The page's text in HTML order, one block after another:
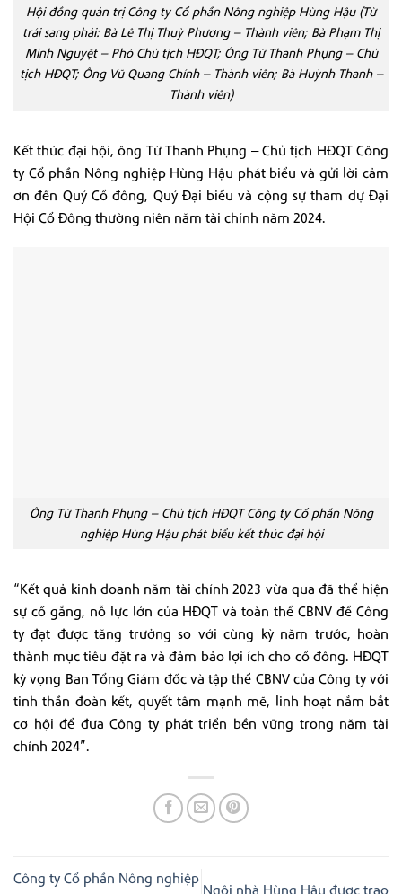
Hội đồng quản trị Công ty Cổ phần Nông nghiệp Hùng Hậu (Từ
trái sang phải: Bà Lê Thị Thuỳ Phương – Thành viên; Bà Phạm Thị
Minh Nguyệt – Phó Chủ tịch HĐQT; Ông Từ Thanh Phụng – Chủ
tịch HĐQT; Ông Vũ Quang Chính – Thành viên; Bà Huỳnh Thanh –
Thành viên)
Kết thúc đại hội, ông Từ Thanh Phụng – Chủ tịch HĐQT Công
ty Cổ phần Nông nghiệp Hùng Hậu phát biểu và gửi lời cảm
ơn đến Quý Cổ đông, Quý Đại biểu và cộng sự tham dự Đại
Hội Cổ Đông thường niên năm tài chính năm 2024.
Ông Từ Thanh Phụng – Chủ tịch HĐQT Công ty Cổ phần Nông
nghiệp Hùng Hậu phát biểu kết thúc đại hội
“Kết quả kinh doanh năm tài chính 2023 vừa qua đã thể hiện
sự cố gắng, nỗ lực lớn của HĐQT và toàn thể CBNV để Công
ty đạt được tăng trưởng so với cùng kỳ năm trước, hoàn
thành mục tiêu đặt ra và đảm bảo lợi ích cho cổ đông. HĐQT
kỳ vọng Ban Tổng Giám đốc và tập thể CBNV của Công ty với
tinh thần đoàn kết, quyết tâm mạnh mẽ, linh hoạt nắm bắt
cơ hội để đưa Công ty phát triển bền vững trong năm tài
chính 2024”.
Công ty Cổ phần Nông nghiệp
Ngôi nhà Hùng Hậu được trao